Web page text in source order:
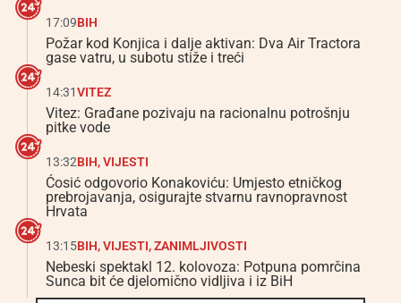
17:09BIH
Požar kod Konjica i dalje aktivan: Dva Air Tractora
gase vatru, u subotu stiže i treći
14:31VITEZ
Vitez: Građane pozivaju na racionalnu potrošnju
pitke vode
13:32BIH,VIJESTI
Ćosić odgovorio Konakoviću: Umjesto etničkog
prebrojavanja, osigurajte stvarnu ravnopravnost
Hrvata
13:15BIH,VIJESTI,ZANIMLJIVOSTI
Nebeski spektakl 12. kolovoza: Potpuna pomrčina
Sunca bit će djelomično vidljiva i iz BiH